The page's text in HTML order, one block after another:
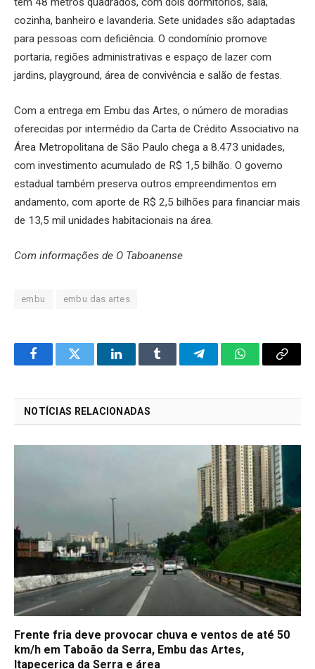
cozinha, banheiro e lavanderia. Sete unidades são adaptadas
para pessoas com deficiência. O condomínio promove
portaria, regiões administrativas e espaço de lazer com
jardins, playground, área de convivência e salão de festas.
Com a entrega em Embu das Artes, o número de moradias
oferecidas por intermédio da Carta de Crédito Associativo na
Área Metropolitana de São Paulo chega a 8.473 unidades,
com investimento acumulado de R$ 1,5 bilhão. O governo
estadual também preserva outros empreendimentos em
andamento, com aporte de R$ 2,5 bilhões para financiar mais
de 13,5 mil unidades habitacionais na área.
Com informações de O Taboanense
embu embu das artes
FacebookTwitter LinkedInTumblr TelegramWhatsApp
Copy
NOTÍCIAS RELACIONADAS
Frente fria deve provocar chuva e ventos de até 50
km/h em Taboão da Serra, Embu das Artes,
Itapecerica da Serra e área